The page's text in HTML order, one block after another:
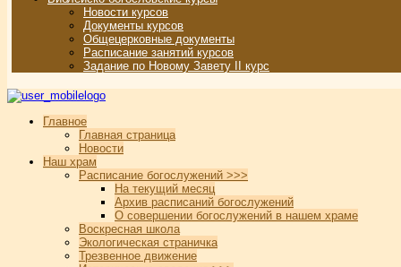
Новости курсов
Документы курсов
Общецерковные документы
Расписание занятий курсов
Задание по Новому Завету II курс
Главное
Главная страница
Новости
Наш храм
Расписание богослужений >>>
На текущий месяц
Архив расписаний богослужений
О совершении богослужений в нашем храме
Воскресная школа
Экологическая страничка
Трезвенное движение